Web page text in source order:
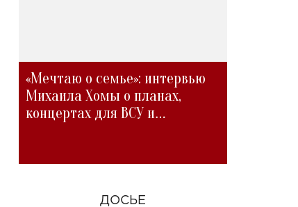
«Мечтаю о семье»: интервью
Михаила Хомы о планах,
концертах для ВСУ и
ДОСЬЕ